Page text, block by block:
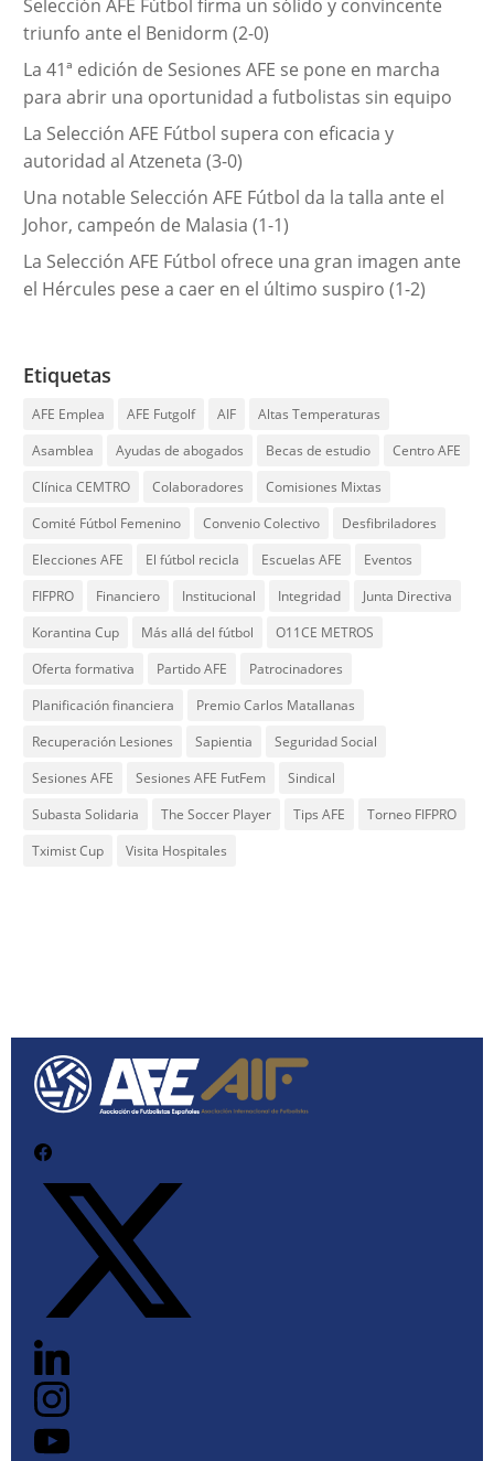
a
s
Selección AFE Fútbol firma un sólido y convincente
triunfo ante el Benidorm (2-0)
La 41ª edición de Sesiones AFE se pone en marcha
para abrir una oportunidad a futbolistas sin equipo
La Selección AFE Fútbol supera con eficacia y
autoridad al Atzeneta (3-0)
Una notable Selección AFE Fútbol da la talla ante el
Johor, campeón de Malasia (1-1)
La Selección AFE Fútbol ofrece una gran imagen ante
el Hércules pese a caer en el último suspiro (1-2)
Etiquetas
AFE Emplea AFE Futgolf AIF
Altas Temperaturas
Asamblea
Ayudas de abogados Becas de estudio
Centro AFE
Clínica CEMTRO
Colaboradores
Comisiones Mixtas
Comité Fútbol Femenino
Convenio Colectivo
Desfibriladores
Elecciones AFE
El fútbol recicla Escuelas AFE
Eventos
FIFPRO
Financiero Institucional Integridad
Junta Directiva
Korantina Cup
Más allá del fútbol
O11CE METROS
Oferta formativa
Partido AFE
Patrocinadores
Planificación financiera
Premio Carlos Matallanas
Recuperación Lesiones
Sapientia
Seguridad Social
Sesiones AFE
Sesiones AFE FutFem
Sindical
Subasta Solidaria
The Soccer Player Tips AFE
Torneo FIFPRO
Tximist Cup
Visita Hospitales